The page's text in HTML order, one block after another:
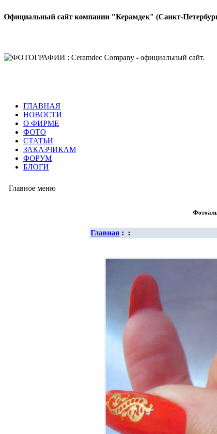
Официальный сайт компании "Керамдек" (Санкт-
ГЛАВНАЯ
НОВОСТИ
О ФИРМЕ
ФОТО
СТАТЬИ
ЗАКАЗЧИКАМ
ФОРУМ
БЛОГИ
Главное меню
Главная : :